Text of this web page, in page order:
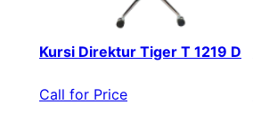
Kursi Direktur Tiger T 1219 D
Call for Price